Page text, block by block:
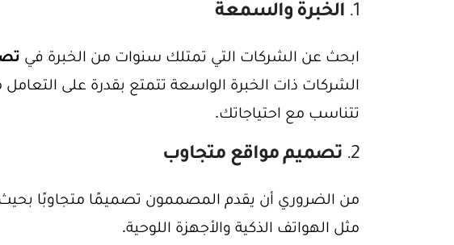
1. الخبرة والسمعة
ابحث عن الشركات التي تمتلك سنوات من الخبرة في
الشركات ذات الخبرة الواسعة تتمتع بقدرة على
تتناسب مع احتياجاتك.
2. تصميم مواقع متجاوب
من الضروري أن يقدم المصممون تصميمًا متجاوبًا
مثل الهواتف الذكية والأجهزة اللوحية.